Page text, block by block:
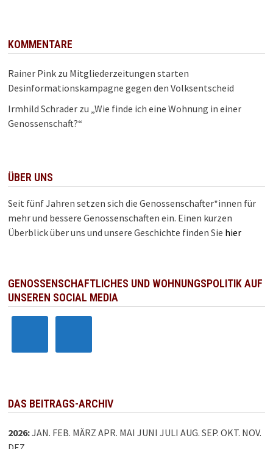
KOMMENTARE
Rainer Pink zu Mitgliederzeitungen starten
Desinformationskampagne gegen den Volksentscheid
Irmhild Schrader zu „Wie finde ich eine Wohnung in einer
Genossenschaft?“
ÜBER UNS
Seit fünf Jahren setzen sich die Genossenschafter*innen für
mehr und bessere Genossenschaften ein. Einen kurzen
Überblick über uns und unsere Geschichte finden Sie hier
GENOSSENSCHAFTLICHES UND WOHNUNGSPOLITIK AUF
UNSEREN SOCIAL MEDIA
DAS BEITRAGS-ARCHIV
2026:JAN. FEB. MÄRZ APR. MAI JUNI JULI AUG. SEP. OKT. NOV.